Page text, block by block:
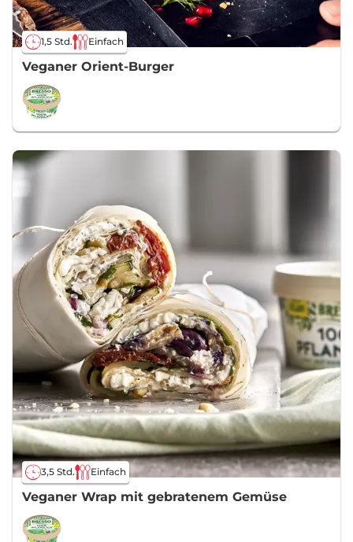
1,5 Std. Einfach
Veganer Orient-Burger
3,5 Std. Einfach
Veganer Wrap mit gebratenem Gemüse